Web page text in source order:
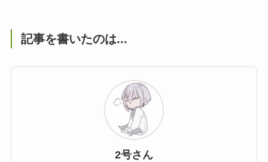
記事を書いたのは...
2号さん